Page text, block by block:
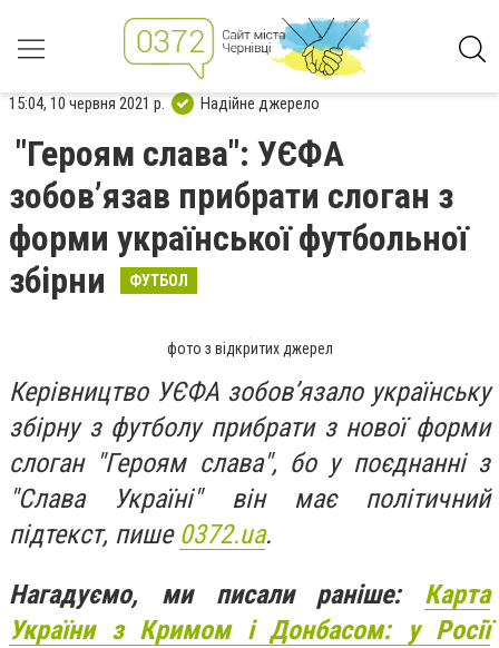
15:04, 10 червня 2021 р. Надійне джерело
"Героям слава": УЄФА
зобов’язав прибрати слоган з
форми української футбольної
збірни
ФУТБОЛ
фото з відкритих джерел
Керівництво УЄФА зобов’язало українську
збірну з футболу прибрати з нової форми
слоган "Героям слава", бо у поєднанні з
"Слава Україні" він має політичний
підтекст, пише 0372.ua.
Нагадуємо, ми писали раніше: Карта
України з Кримом і Донбасом: у Росії